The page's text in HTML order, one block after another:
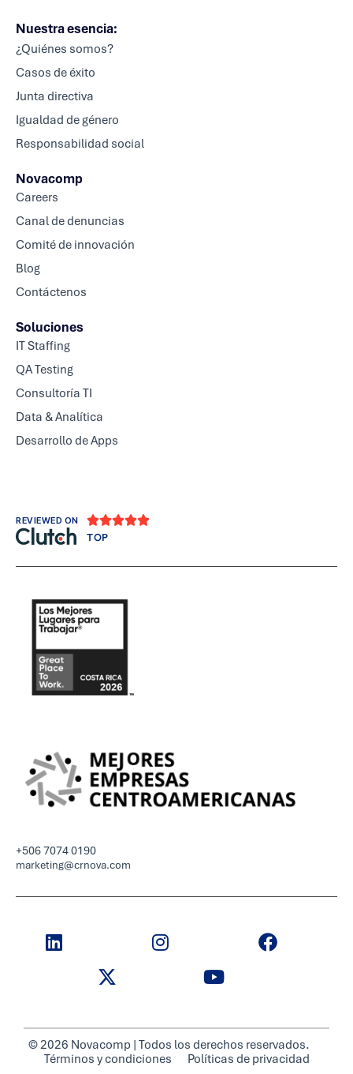
Nuestra esencia:
¿Quiénes somos?
Casos de éxito
Junta directiva
Igualdad de género
Responsabilidad social
Novacomp
Careers
Canal de denuncias
Comité de innovación
Blog
Contáctenos
Soluciones
IT Staffing
QA Testing
Consultoría TI
Data & Analítica
Desarrollo de Apps
REVIEWED ON 
TOP
+506 7074 0190
marketing@crnova.com
© 2026 Novacomp | Todos los derechos reservados.
Términos y condiciones
Políticas de privacidad